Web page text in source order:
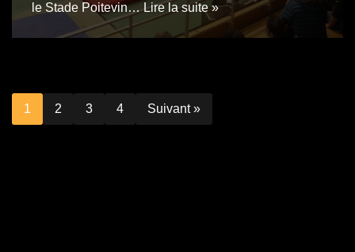
le Stade Poitevin…Lire la suite »
1 2 3 4 Suivant »